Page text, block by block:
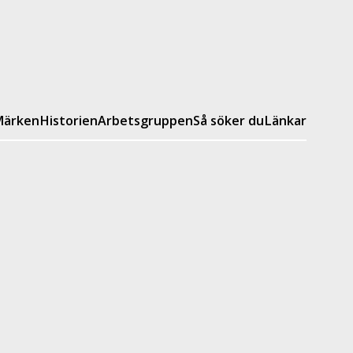
HistorienArbetsgruppenSå söker duLänkar